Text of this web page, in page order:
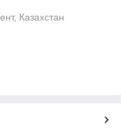
Казахстан